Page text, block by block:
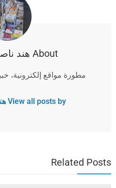
About هند ناصر ابودامس
مطورة مواقع إلكترونية،
View all posts by هند ناصر ابودامس
Related Posts